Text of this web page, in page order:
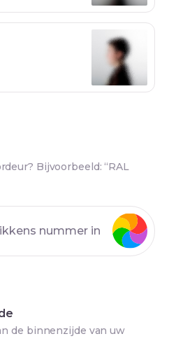
Bijvoorbeeld: “RAL
de binnenzijde van uw